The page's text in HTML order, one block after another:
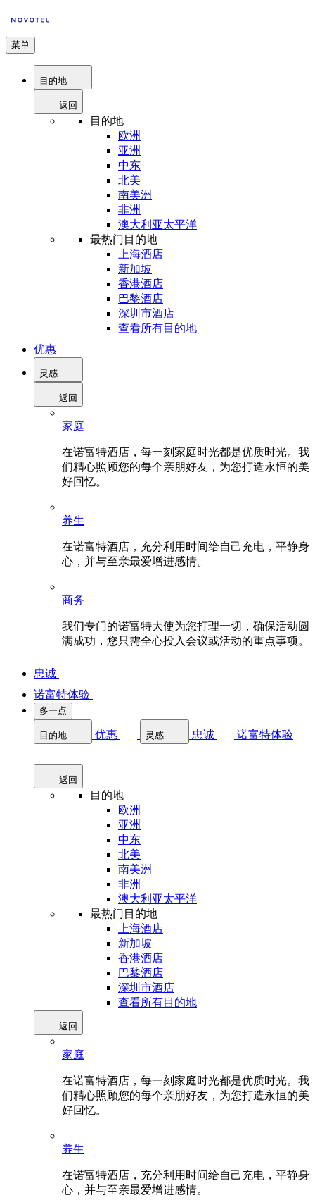
菜单
目的地
返回
目的地
欧洲
亚洲
中东
北美
南美洲
非洲
澳大利亚太平洋
最热门目的地
上海酒店
新加坡
香港酒店
巴黎酒店
深圳市酒店
查看所有目的地
优惠
灵感
返回
家庭
在诺富特酒店，每一刻家庭时光都是优质时光。我
们精心照顾您的每个亲朋好友，为您打造永恒的美
好回忆。
养生
在诺富特酒店，充分利用时间给自己充电，平静身
心，并与至亲最爱增进感情。
商务
我们专门的诺富特大使为您打理一切，确保活动圆
满成功，您只需全心投入会议或活动的重点事项。
忠诚
诺富特体验
多一点
目的地 优惠 灵感 忠诚 诺富特体验
返回
目的地
欧洲
亚洲
中东
北美
南美洲
非洲
澳大利亚太平洋
最热门目的地
上海酒店
新加坡
香港酒店
巴黎酒店
深圳市酒店
查看所有目的地
返回
家庭
在诺富特酒店，每一刻家庭时光都是优质时光。我
们精心照顾您的每个亲朋好友，为您打造永恒的美
好回忆。
养生
在诺富特酒店，充分利用时间给自己充电，平静身
心，并与至亲最爱增进感情。